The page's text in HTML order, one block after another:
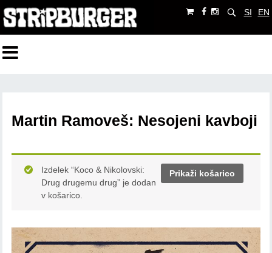
SI EN
Martin Ramoveš: Nesojeni kavboji
Prikaži košarico
Izdelek “Koco & Nikolovski:
Drug drugemu drug” je dodan
v košarico.